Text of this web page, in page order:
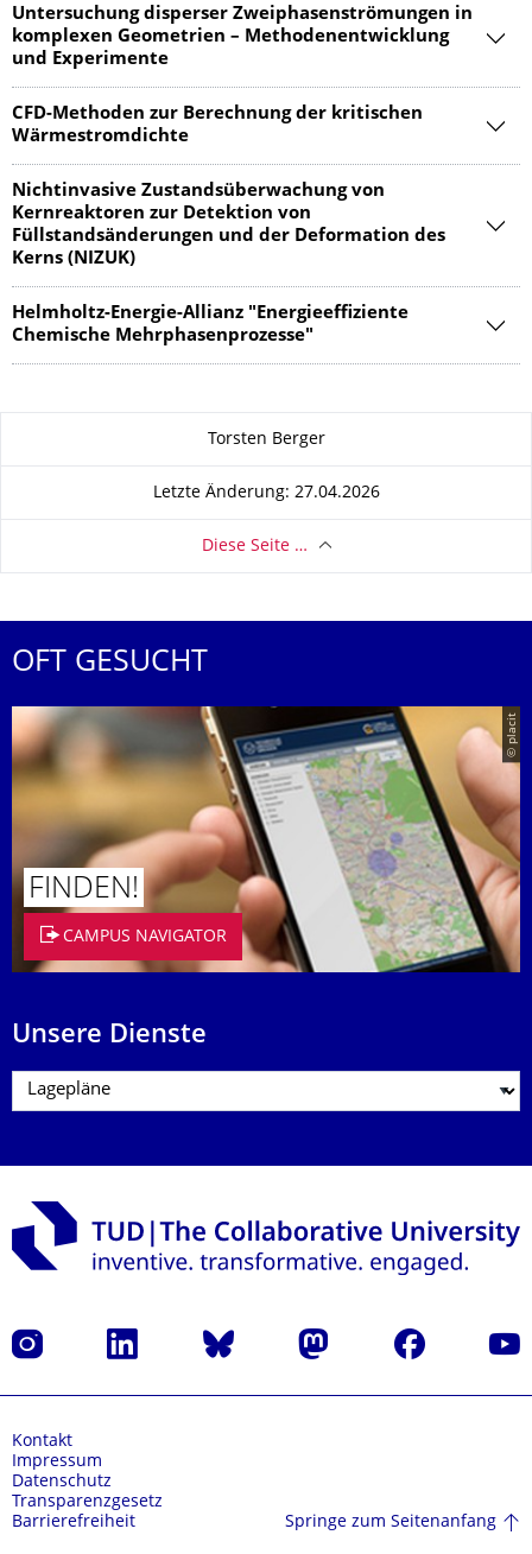
Untersuchung disperser Zweiphasenströmungen in
komplexen Geometrien – Methodenentwicklung
und Experimente
CFD-Methoden zur Berechnung der kritischen
Wärmestromdichte
Nichtinvasive Zustandsüberwachung von
Kernreaktoren zur Detektion von
Füllstandsänderungen und der Deformation des
Kerns (NIZUK)
Helmholtz-Energie-Allianz "Energieeffiziente
Chemische Mehrphasenprozesse"
Torsten Berger
Letzte Änderung: 27.04.2026
Diese Seite …
OFT GESUCHT
© placit
FINDEN!
CAMPUS NAVIGATOR
Unsere Dienste
Instagram LinkedIn Bluesky Mastodon Facebook
Kontakt
Impressum
Datenschutz
Transparenzgesetz
Barrierefreiheit
Springe zum Seitenanfang